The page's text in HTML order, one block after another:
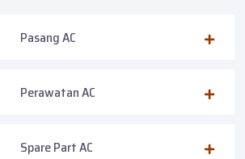
Pasang AC
Perawatan AC
Spare Part AC